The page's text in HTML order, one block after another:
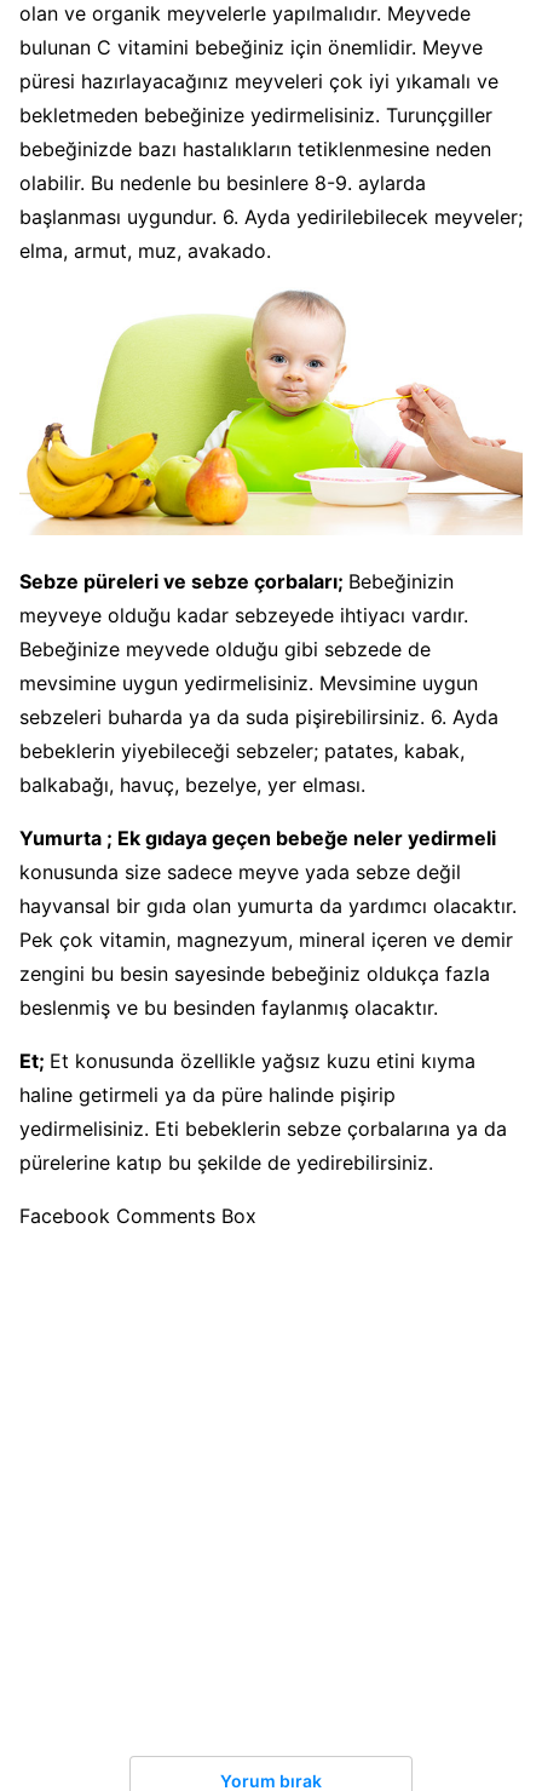
olan ve organik meyvelerle yapılmalıdır. Meyvede
bulunan C vitamini bebeğiniz için önemlidir. Meyve
püresi hazırlayacağınız meyveleri çok iyi yıkamalı ve
bekletmeden bebeğinize yedirmelisiniz. Turunçgiller
bebeğinizde bazı hastalıkların tetiklenmesine neden
olabilir. Bu nedenle bu besinlere 8-9. aylarda
başlanması uygundur. 6. Ayda yedirilebilecek meyveler;
elma, armut, muz, avakado.
Sebze püreleri ve sebze çorbaları; Bebeğinizin
meyveye olduğu kadar sebzeyede ihtiyacı vardır.
Bebeğinize meyvede olduğu gibi sebzede de
mevsimine uygun yedirmelisiniz. Mevsimine uygun
sebzeleri buharda ya da suda pişirebilirsiniz. 6. Ayda
bebeklerin yiyebileceği sebzeler; patates, kabak,
balkabağı, havuç, bezelye, yer elması.
Yumurta ; Ek gıdaya geçen bebeğe neler yedirmeli
konusunda size sadece meyve yada sebze değil
hayvansal bir gıda olan yumurta da yardımcı olacaktır.
Pek çok vitamin, magnezyum, mineral içeren ve demir
zengini bu besin sayesinde bebeğiniz oldukça fazla
beslenmiş ve bu besinden faylanmış olacaktır.
Et; Et konusunda özellikle yağsız kuzu etini kıyma
haline getirmeli ya da püre halinde pişirip
yedirmelisiniz. Eti bebeklerin sebze çorbalarına ya da
pürelerine katıp bu şekilde de yedirebilirsiniz.
Facebook Comments Box
Yorum bırak